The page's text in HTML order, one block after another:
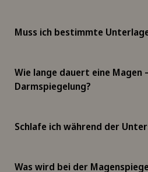
Muss ich bestimmte
Wie lange dauert eine Magen
Darmspiegelung?
Schlafe ich während der
Was wird bei der